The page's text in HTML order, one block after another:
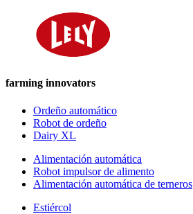
farming innovators
Ordeño automático
Robot de ordeño
Dairy XL
Alimentación automática
Robot impulsor de alimento
Alimentación automática de terneros
Estiércol